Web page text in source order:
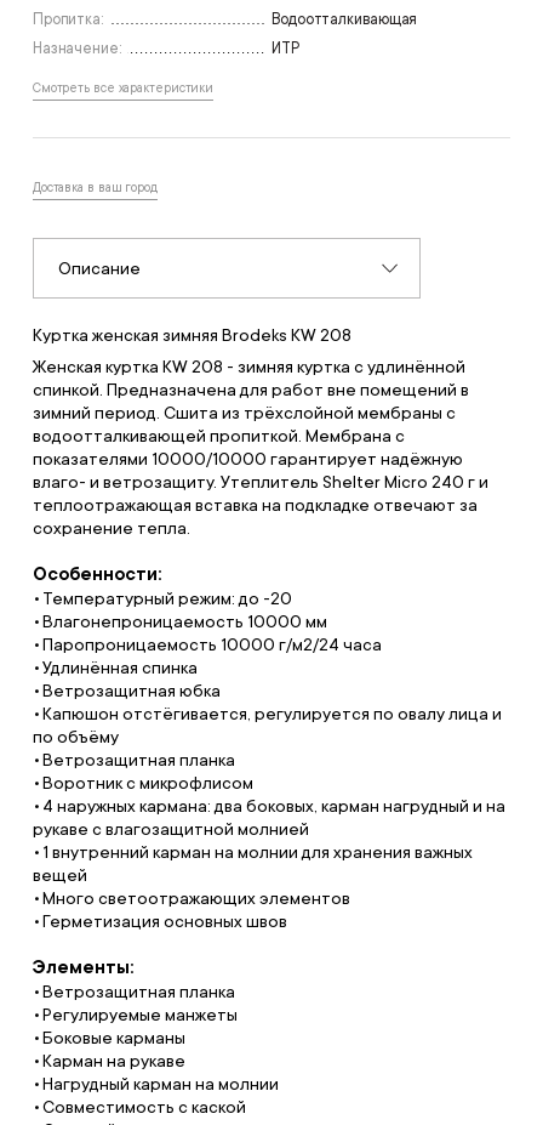
Пропитка:
Водоотталкивающая
Назначение:
ИТР
Смотреть все характеристики
Доставка в ваш город
Описание
Куртка женская зимняя Brodeks KW 208
Женская куртка KW 208 - зимняя куртка с удлинённой
спинкой. Предназначена для работ вне помещений в
зимний период. Сшита из трёхслойной мембраны с
водоотталкивающей пропиткой. Мембрана с
показателями 10000/10000 гарантирует надёжную
влаго- и ветрозащиту. Утеплитель Shelter Micro 240 г и
теплоотражающая вставка на подкладке отвечают за
сохранение тепла.
Особенности:
Температурный режим: до -20
Влагонепроницаемость 10000 мм
Паропроницаемость 10000 г/м2/24 часа
Удлинённая спинка
Ветрозащитная юбка
Капюшон отстёгивается, регулируется по овалу лица и
по объёму
Ветрозащитная планка
Воротник с микрофлисом
4 наружных кармана: два боковых, карман нагрудный и на
рукаве с влагозащитной молнией
1 внутренний карман на молнии для хранения важных
вещей
Много светоотражающих элементов
Герметизация основных швов
Элементы:
Ветрозащитная планка
Регулируемые манжеты
Боковые карманы
Карман на рукаве
Нагрудный карман на молнии
Совместимость с каской